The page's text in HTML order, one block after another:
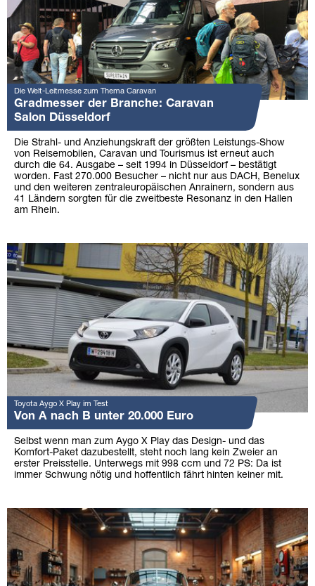
Die Welt-Leitmesse zum Thema Caravan
Gradmesser der Branche: Caravan
Salon Düsseldorf
Die Strahl- und Anziehungskraft der größten Leistungs-Show
von Reisemobilen, Caravan und Tourismus ist erneut auch
durch die 64. Ausgabe – seit 1994 in Düsseldorf – bestätigt
worden. Fast 270.000 Besucher – nicht nur aus DACH, Benelux
und den weiteren zentraleuropäischen Anrainern, sondern aus
41 Ländern sorgten für die zweitbeste Resonanz in den Hallen
am Rhein.
Toyota Aygo X Play im Test
Von A nach B unter 20.000 Euro
Selbst wenn man zum Aygo X Play das Design- und das
Komfort-Paket dazubestellt, steht noch lang kein Zweier an
erster Preisstelle. Unterwegs mit 998 ccm und 72 PS: Da ist
immer Schwung nötig und hoffentlich fährt hinten keiner mit.